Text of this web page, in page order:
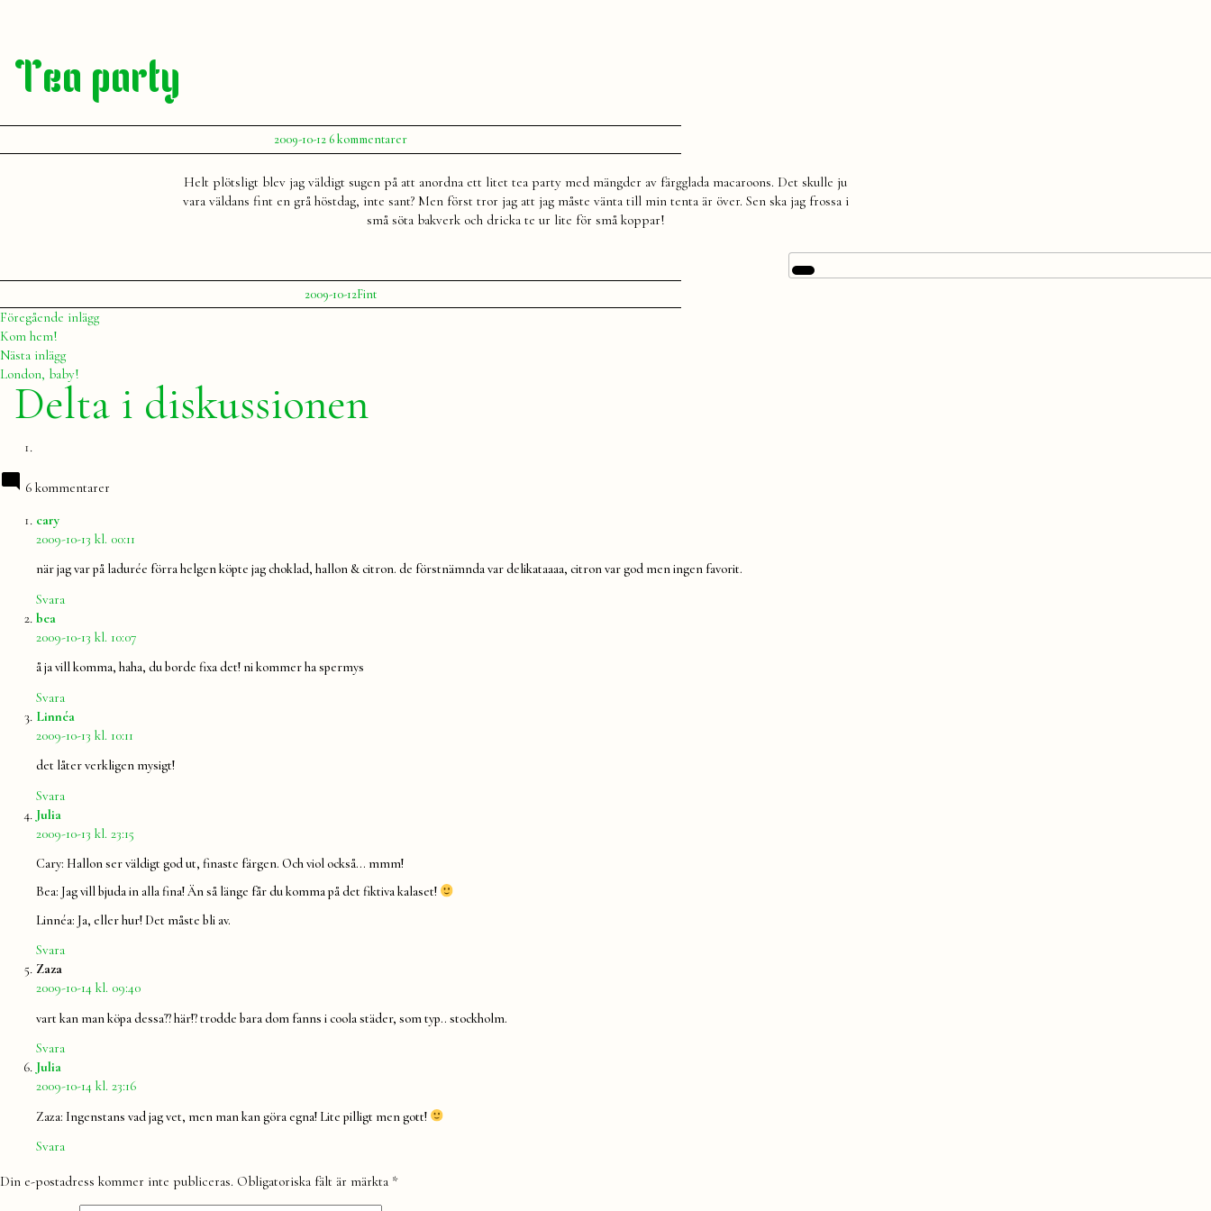
Tea party
Publicerat
av
Julia
2009-10-126 kommentarertill
Tea
Helt plötsligt blev jag väldigt sugen på att anordna ett litet tea party med mängder av färgglada macaroons. Det skulle ju
vara väldans fint en grå höstdag, inte sant? Men först tror jag att jag måste vänta till min tenta är över. Sen ska jag frossa i
små söta bakverk och dricka te ur lite för små koppar!
Publicerat
av
Julia
2009-10-12Publicerat
i
Fint
Inläggsnavigering
Föregående inläggFöregående
Kom hem!
Nästa inläggNästa
inlägg:
London, baby!
Delta i diskussionen
6 kommentarer
carysäger:
2009-10-13 kl. 00:11
när jag var på ladurée förra helgen köpte jag choklad, hallon & citron. de förstnämnda var delikataaaa, citron var god men ingen favorit.
Svara
bea
2009-10-13 kl. 10:07
å ja vill komma, haha, du borde fixa det! ni kommer ha spermys
Svara
Linnéa
2009-10-13 kl. 10:11
det låter verkligen mysigt!
Svara
Julia
2009-10-13 kl. 23:15
Cary: Hallon ser väldigt god ut, finaste färgen. Och viol också… mmm!
Bea: Jag vill bjuda in alla fina! Än så länge får du komma på det fiktiva kalaset!
Linnéa: Ja, eller hur! Det måste bli av.
Svara
Zaza
2009-10-14 kl. 09:40
vart kan man köpa dessa?? här!? trodde bara dom fanns i coola städer, som typ.. stockholm.
Svara
Julia
2009-10-14 kl. 23:16
Zaza: Ingenstans vad jag vet, men man kan göra egna! Lite pilligt men gott!
Svara
Lämna
Din e-postadress kommer inte publiceras. Obligatoriska fält är märkta *